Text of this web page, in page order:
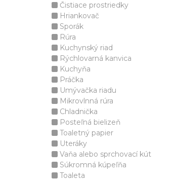
Čistiace prostriedky
Hriankovač
Sporák
Rúra
Kuchynský riad
Rýchlovarná kanvica
Kuchyňa
Práčka
Umývačka riadu
Mikrovlnná rúra
Chladnička
Posteľná bielizeň
Toaletný papier
Uteráky
Vaňa alebo sprchovací kút
Súkromná kúpeľňa
Toaleta